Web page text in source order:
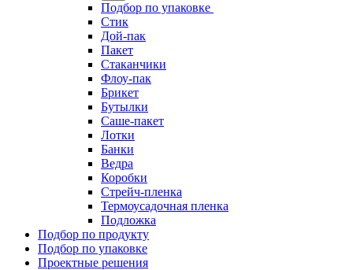
Подбор по упаковке
Стик
Дой-пак
Пакет
Стаканчики
Флоу-пак
Брикет
Бутылки
Саше-пакет
Лотки
Банки
Ведра
Коробки
Стрейч-пленка
Термоусадочная пленка
Подложка
Подбор по продукту
Подбор по упаковке
Проектные решения